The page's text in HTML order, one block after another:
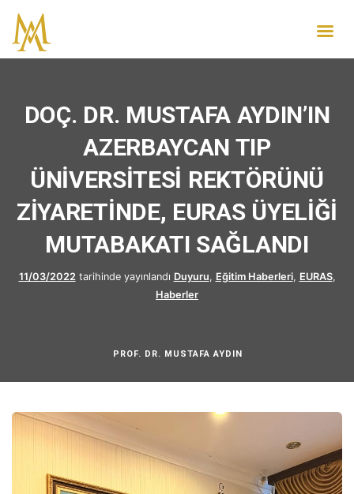
DOÇ. DR. MUSTAFA AYDIN’IN
AZERBAYCAN TIP
ÜNİVERSİTESİ REKTÖRÜNÜ
ZİYARETİNDE, EURAS ÜYELİĞİ
MUTABAKATI SAĞLANDI
11/03/2022 tarihinde yayınlandı Duyuru, Eğitim Haberleri, EURAS,
Haberler
PROF. DR. MUSTAFA AYDIN